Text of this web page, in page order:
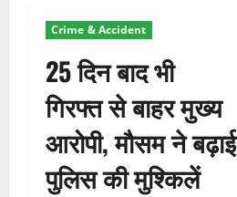
Crime & Accident
25 दिन बाद भी
गिरफ्त से बाहर मुख्य
आरोपी, मौसम ने बढ़ाई
पुलिस की मुश्किलें